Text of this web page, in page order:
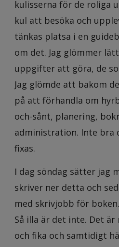
kulisserna för de roliga
kul att besöka och
tänkas platsa i en
om det. Jag glömmer
uppgifter att göra, de
Jag glömde att bakom
på att förhandla om
och-sånt, planering,
administration. Inte bra
fixas.
I dag söndag sätter jag
skriver ner detta och
med skrivjobb för
Så illa är det inte. Det
och fika och samtidigt